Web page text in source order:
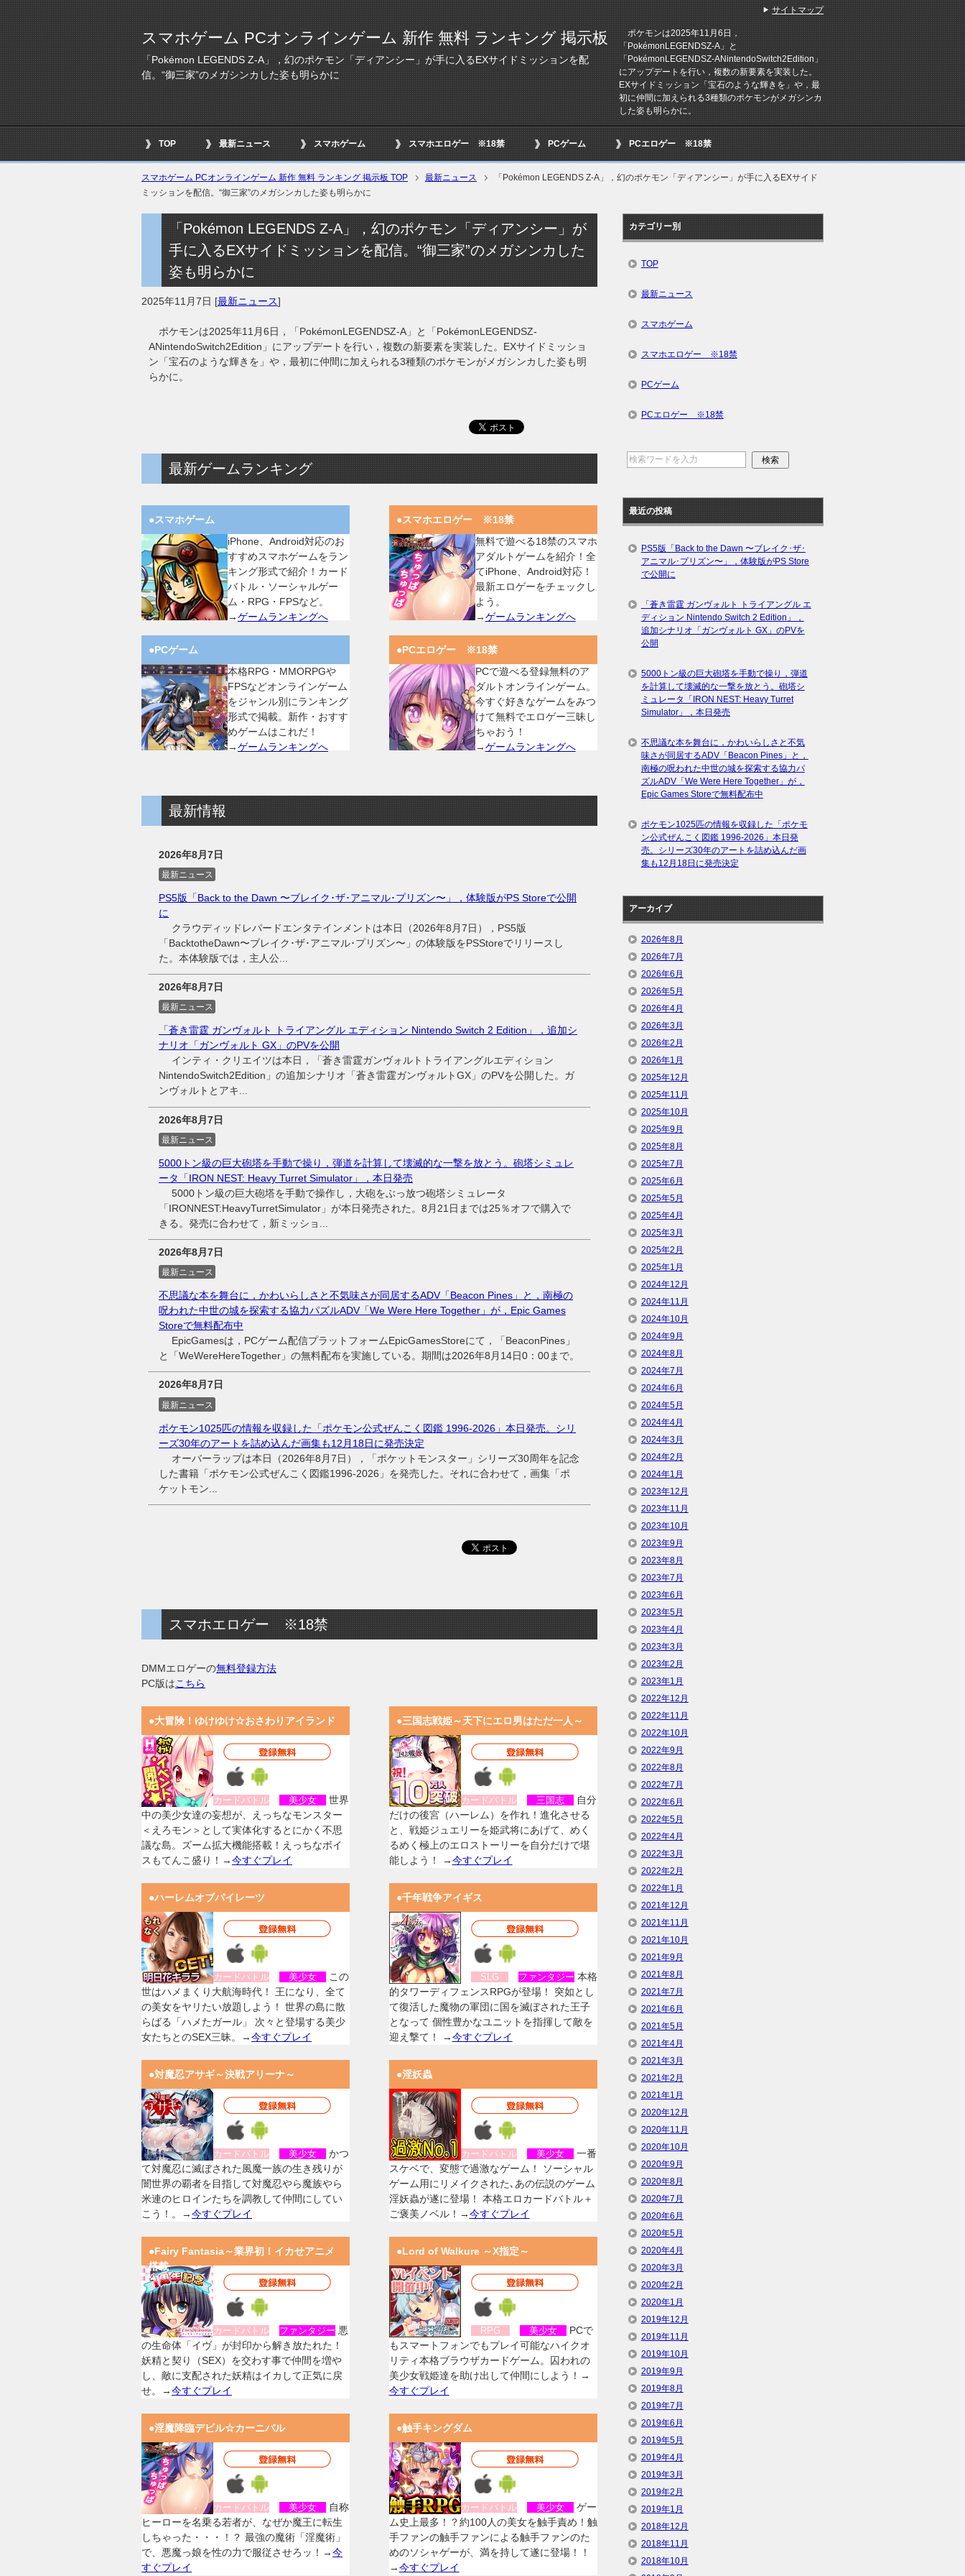
スマホゲーム PCオンラインゲーム 新作 無料 ランキング 掲示板
「Pokémon LEGENDS Z-A」，幻のポケモン「ディアンシー」が手に入るEXサイドミッションを配
信。“御三家”のメガシンカした姿も明らかに
ポケモンは2025年11月6日，
「PokémonLEGENDSZ-A」と
「PokémonLEGENDSZ-ANintendoSwitch2Edition」
にアップデートを行い，複数の新要素を実装した。
EXサイドミッション「宝石のような輝きを」や，最
初に仲間に加えられる3種類のポケモンがメガシンカ
した姿も明らかに。
TOP 最新ニュース スマホゲーム スマホエロゲー ※18禁 PCゲーム PCエロゲー ※18禁
スマホゲーム PCオンラインゲーム 新作 無料 ランキング 掲示板 TOP 最新ニュース
「Pokémon LEGENDS Z-A」，幻のポケモン「ディアンシー」が手に入るEXサイド
ミッションを配信。“御三家”のメガシンカした姿も明らかに
「Pokémon LEGENDS Z-A」，幻のポケモン「ディアンシー」が
手に入るEXサイドミッションを配信。“御三家”のメガシンカした
姿も明らかに
2025年11月7日 [最新ニュース]
ポケモンは2025年11月6日，「PokémonLEGENDSZ-A」と「PokémonLEGENDSZ-
ANintendoSwitch2Edition」にアップデートを行い，複数の新要素を実装した。EXサイドミッショ
ン「宝石のような輝きを」や，最初に仲間に加えられる3種類のポケモンがメガシンカした姿も明
らかに。
最新ゲームランキング
●スマホゲーム
iPhone、Android対応のお
すすめスマホゲームをラン
キング形式で紹介！カード
バトル・ソーシャルゲー
ム・RPG・FPSなど。
→ゲームランキングへ
●スマホエロゲー ※18禁
無料で遊べる18禁のスマホ
アダルトゲームを紹介！全
てiPhone、Android対応！
最新エロゲーをチェックし
よう。
→ゲームランキングへ
●PCゲーム
本格RPG・MMORPGや
FPSなどオンラインゲーム
をジャンル別にランキング
形式で掲載。新作・おすす
めゲームはこれだ！
→ゲームランキングへ
●PCエロゲー ※18禁
PCで遊べる登録無料のア
ダルトオンラインゲーム。
今すぐ好きなゲームをみつ
けて無料でエロゲー三昧し
ちゃおう！
→ゲームランキングへ
最新情報
2026年8月7日
最新ニュース
PS5版「Back to the Dawn 〜ブレイク･ザ･アニマル･プリズン〜」，体験版がPS Storeで公開
に
クラウディッドレパードエンタテインメントは本日（2026年8月7日），PS5版
「BacktotheDawn〜ブレイク･ザ･アニマル･プリズン〜」の体験版をPSStoreでリリースし
た。本体験版では，主人公...
2026年8月7日
最新ニュース
「蒼き雷霆 ガンヴォルト トライアングル エディション Nintendo Switch 2 Edition」，追加シ
ナリオ「ガンヴォルト GX」のPVを公開
インティ・クリエイツは本日，「蒼き雷霆ガンヴォルトトライアングルエディション
NintendoSwitch2Edition」の追加シナリオ「蒼き雷霆ガンヴォルトGX」のPVを公開した。ガ
ンヴォルトとアキ...
2026年8月7日
最新ニュース
5000トン級の巨大砲塔を手動で操り，弾道を計算して壊滅的な一撃を放とう。砲塔シミュレ
ータ「IRON NEST: Heavy Turret Simulator」，本日発売
5000トン級の巨大砲塔を手動で操作し，大砲をぶっ放つ砲塔シミュレータ
「IRONNEST:HeavyTurretSimulator」が本日発売された。8月21日までは25％オフで購入で
きる。発売に合わせて，新ミッショ...
2026年8月7日
最新ニュース
不思議な本を舞台に，かわいらしさと不気味さが同居するADV「Beacon Pines」と，南極の
呪われた中世の城を探索する協力パズルADV「We Were Here Together」が，Epic Games
Storeで無料配布中
EpicGamesは，PCゲーム配信プラットフォームEpicGamesStoreにて，「BeaconPines」
と「WeWereHereTogether」の無料配布を実施している。期間は2026年8月14日0：00まで。
2026年8月7日
最新ニュース
ポケモン1025匹の情報を収録した「ポケモン公式ぜんこく図鑑 1996-2026」本日発売。シリ
ーズ30年のアートを詰め込んだ画集も12月18日に発売決定
オーバーラップは本日（2026年8月7日），「ポケットモンスター」シリーズ30周年を記念
した書籍「ポケモン公式ぜんこく図鑑1996-2026」を発売した。それに合わせて，画集「ポ
ケットモン...
スマホエロゲー ※18禁
DMMエロゲーの無料登録方法
PC版はこちら
●大冒険！ゆけゆけ☆おさわりアイランド
カードバトル 美少女
世界
中の美少女達の妄想が、えっちなモンスター
＜えろモン＞として実体化するとにかく不思
議な島。ズーム拡大機能搭載！えっちなボイ
スもてんこ盛り！→今すぐプレイ
●三国志戦姫～天下にエロ男はただ一人～
カードバトル 三国志
自分
だけの後宮（ハーレム）を作れ！進化させる
と、戦姫ジュエリーを姫武将にあげて、めく
るめく極上のエロストーリーを自分だけで堪
能しよう！ →今すぐプレイ
●ハーレムオブパイレーツ
カードバトル 美少女
この
世はハメまくり大航海時代！ 王になり、全て
の美女をヤリたい放題しよう！ 世界の島に散
らばる「ハメたガール」 次々と登場する美少
女たちとのSEX三昧。→今すぐプレイ
●千年戦争アイギス
SLG ファンタジー 本格
的タワーディフェンスRPGが登場！ 突如とし
て復活した魔物の軍団に国を滅ぼされた王子
となって 個性豊かなユニットを指揮して敵を
迎え撃て！ →今すぐプレイ
●対魔忍アサギ～決戦アリーナ～
カードバトル 美少女
かつ
て対魔忍に滅ぼされた風魔一族の生き残りが
闇世界の覇者を目指して対魔忍やら魔族やら
米連のヒロインたちを調教して仲間にしてい
こう！。→今すぐプレイ
●淫妖蟲
カードバトル 美少女
一番
スケベで、変態で過激なゲーム！ ソーシャル
ゲーム用にリメイクされた､あの伝説のゲーム
淫妖蟲が遂に登場！ 本格エロカードバトル＋
ご褒美ノベル！→今すぐプレイ
●Fairy Fantasia～業界初！イカせアニメ
搭載
カードバトル ファンタジー 悪
の生命体「イヴ」が封印から解き放たれた！
妖精と契り（SEX）を交わす事で仲間を増や
し、敵に支配された妖精はイカして正気に戻
せ。→今すぐプレイ
●Lord of Walkure ～X指定～
RPG 美少女
PCで
もスマートフォンでもプレイ可能なハイクオ
リティ本格ブラウザカードゲーム。囚われの
美少女戦姫達を助け出して仲間にしよう！→
今すぐプレイ
●淫魔降臨デビル☆カーニバル
カードバトル 美少女
自称
ヒーローを名乗る若者が、なぜか魔王に転生
しちゃった・・・！？ 最強の魔術「淫魔術」
で、悪魔っ娘を性の力で服従させろッ！→今
すぐプレイ
●触手キングダム
カードバトル 美少女
ゲー
ム史上最多！？約100人の美女を触手責め！触
手ファンの触手ファンによる触手ファンのた
めのソシャゲーが、満を持して遂に登場！！
→今すぐプレイ
カテゴリー別
TOP
最新ニュース
スマホゲーム
スマホエロゲー ※18禁
PCゲーム
PCエロゲー ※18禁
最近の投稿
PS5版「Back to the Dawn 〜ブレイク･ザ･
アニマル･プリズン〜」，体験版がPS Store
で公開に
「蒼き雷霆 ガンヴォルト トライアングル エ
ディション Nintendo Switch 2 Edition」，
追加シナリオ「ガンヴォルト GX」のPVを
公開
5000トン級の巨大砲塔を手動で操り，弾道
を計算して壊滅的な一撃を放とう。砲塔シ
ミュレータ「IRON NEST: Heavy Turret
Simulator」，本日発売
不思議な本を舞台に，かわいらしさと不気
味さが同居するADV「Beacon Pines」と，
南極の呪われた中世の城を探索する協力パ
ズルADV「We Were Here Together」が，
Epic Games Storeで無料配布中
ポケモン1025匹の情報を収録した「ポケモ
ン公式ぜんこく図鑑 1996-2026」本日発
売。シリーズ30年のアートを詰め込んだ画
集も12月18日に発売決定
アーカイブ
2026年8月
2026年7月
2026年6月
2026年5月
2026年4月
2026年3月
2026年2月
2026年1月
2025年12月
2025年11月
2025年10月
2025年9月
2025年8月
2025年7月
2025年6月
2025年5月
2025年4月
2025年3月
2025年2月
2025年1月
2024年12月
2024年11月
2024年10月
2024年9月
2024年8月
2024年7月
2024年6月
2024年5月
2024年4月
2024年3月
2024年2月
2024年1月
2023年12月
2023年11月
2023年10月
2023年9月
2023年8月
2023年7月
2023年6月
2023年5月
2023年4月
2023年3月
2023年2月
2023年1月
2022年12月
2022年11月
2022年10月
2022年9月
2022年8月
2022年7月
2022年6月
2022年5月
2022年4月
2022年3月
2022年2月
2022年1月
2021年12月
2021年11月
2021年10月
2021年9月
2021年8月
2021年7月
2021年6月
2021年5月
2021年4月
2021年3月
2021年2月
2021年1月
2020年12月
2020年11月
2020年10月
2020年9月
2020年8月
2020年7月
2020年6月
2020年5月
2020年4月
2020年3月
2020年2月
2020年1月
2019年12月
2019年11月
2019年10月
2019年9月
2019年8月
2019年7月
2019年6月
2019年5月
2019年4月
2019年3月
2019年2月
2019年1月
2018年12月
2018年11月
2018年10月
サイトマップ